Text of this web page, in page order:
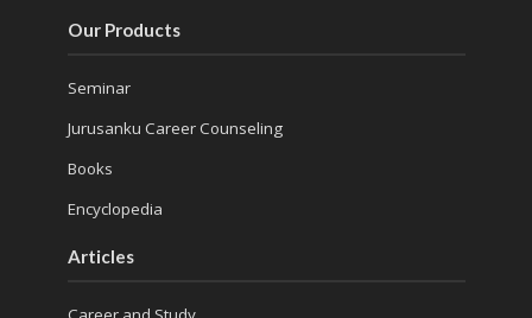
Our Products
Seminar
Jurusanku Career Counseling
Books
Encyclopedia
Articles